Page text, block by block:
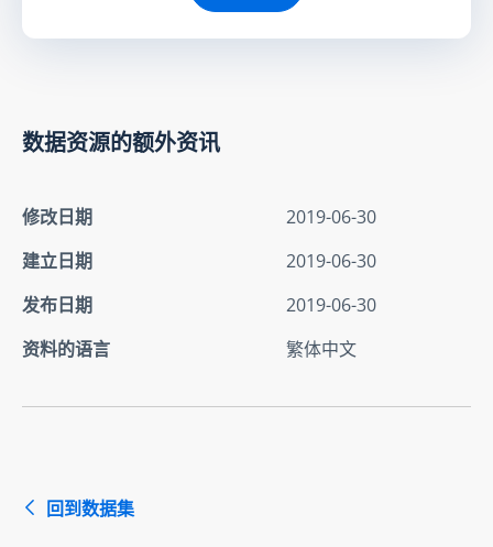
数据资源的额外资讯
修改日期
2019-06-30
建立日期
2019-06-30
发布日期
2019-06-30
资料的语言
繁体中文
回到数据集